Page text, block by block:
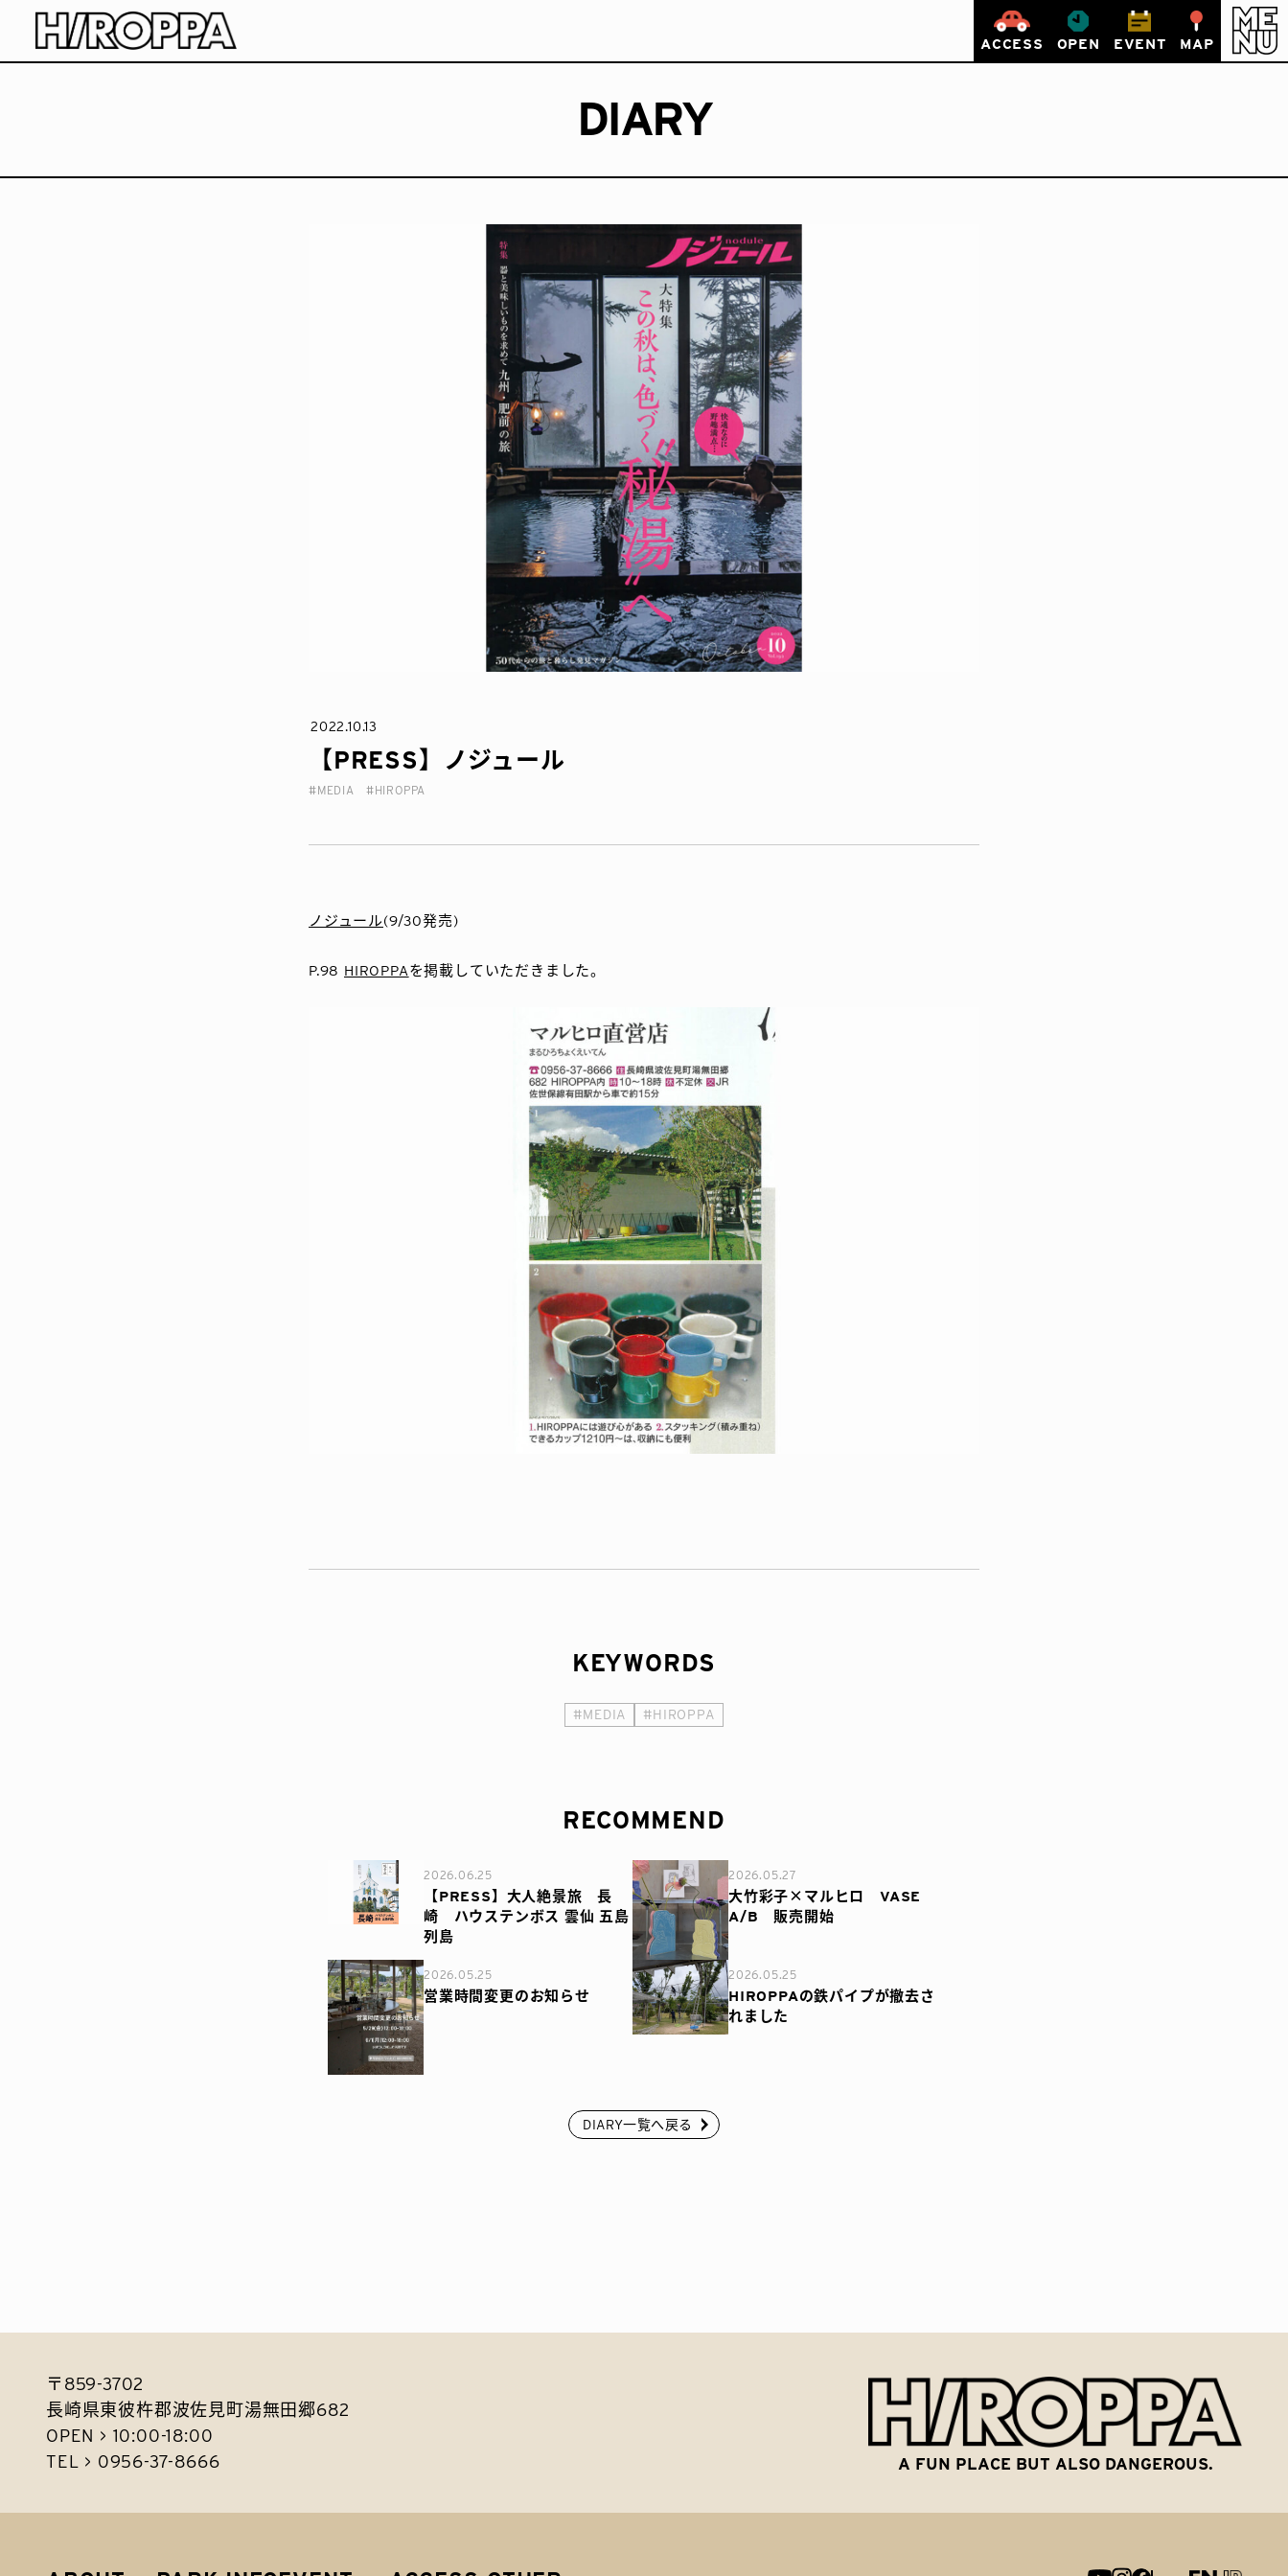
ACCESS OPEN EVENT MAP
DIARY
2022.10.13
【PRESS】ノジュール
#MEDIA #HIROPPA
ノジュール(9/30発売)
P.98 HIROPPAを掲載していただきました。
KEYWORDS
#MEDIA #HIROPPA
RECOMMEND
2026.06.25
【PRESS】大人絶景旅 長
崎 ハウステンボス 雲仙 五島
列島
2026.05.27
大竹彩子×マルヒロ VASE
A/B 販売開始
2026.05.25
営業時間変更のお知らせ
2026.05.25
HIROPPAの鉄パイプが撤去さ
れました
DIARY一覧へ戻る
〒859-3702
長崎県東彼杵郡波佐見町湯無田郷682
OPEN > 10:00-18:00
TEL > 0956-37-8666
A FUN PLACE BUT ALSO DANGEROUS.